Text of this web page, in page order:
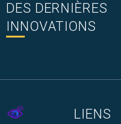
DES DERNIÈRES
INNOVATIONS
LIENS